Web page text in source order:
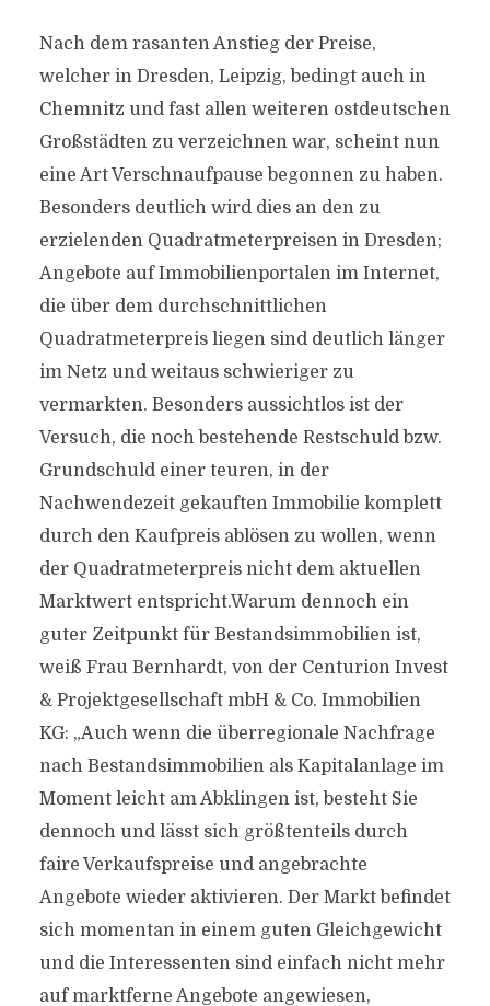
Nach dem rasanten Anstieg der Preise,
welcher in Dresden, Leipzig, bedingt auch in
Chemnitz und fast allen weiteren ostdeutschen
Großstädten zu verzeichnen war, scheint nun
eine Art Verschnaufpause begonnen zu haben.
Besonders deutlich wird dies an den zu
erzielenden Quadratmeterpreisen in Dresden;
Angebote auf Immobilienportalen im Internet,
die über dem durchschnittlichen
Quadratmeterpreis liegen sind deutlich länger
im Netz und weitaus schwieriger zu
vermarkten. Besonders aussichtlos ist der
Versuch, die noch bestehende Restschuld bzw.
Grundschuld einer teuren, in der
Nachwendezeit gekauften Immobilie komplett
durch den Kaufpreis ablösen zu wollen, wenn
der Quadratmeterpreis nicht dem aktuellen
Marktwert entspricht.Warum dennoch ein
guter Zeitpunkt für Bestandsimmobilien ist,
weiß Frau Bernhardt, von der Centurion Invest
& Projektgesellschaft mbH & Co. Immobilien
KG: „Auch wenn die überregionale Nachfrage
nach Bestandsimmobilien als Kapitalanlage im
Moment leicht am Abklingen ist, besteht Sie
dennoch und lässt sich größtenteils durch
faire Verkaufspreise und angebrachte
Angebote wieder aktivieren. Der Markt befindet
sich momentan in einem guten Gleichgewicht
und die Interessenten sind einfach nicht mehr
auf marktferne Angebote angewiesen,